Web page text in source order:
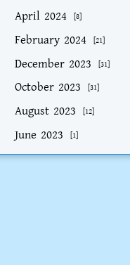
April 2024 [8]
February 2024 [21]
December 2023 [31]
October 2023 [31]
August 2023 [12]
June 2023 [1]